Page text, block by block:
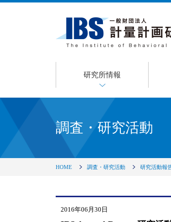
研究所情報
調査・研究活動
HOME 調査・研究活動 研究活動報
2016年06月30日